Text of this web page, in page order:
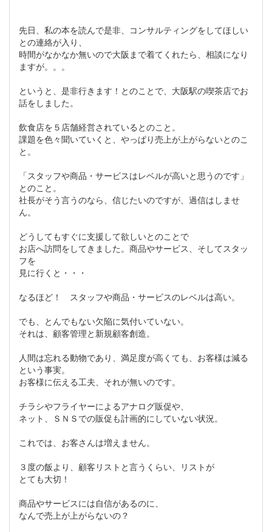
先日、私の本を読んで是非、コンサルティングをしてほしい
との連絡が入り、
時間がなかなか無いので大阪まで着てくれたら、相談になり
ますが。。。
というと、是非行きます！とのことで、大阪駅の喫茶店でお
話をしました。
飲食店を５店舗経営されているとのこと。
課題を色々聞いていくと、やっぱり売上が上がらないとのこ
と。
「スタッフや商品・サービスはレベルが高いと思うのです」
とのこと。
社長がそう言うのなら、信じたいのですが、過信はしませ
ん。
どうしてもすぐに支援して欲しいとのことで
お店へ訪問をしてきました。商品やサービス、そしてスタッ
フを
見に行くと・・・
なるほど！ スタッフや商品・サービスのレベルは高い。
でも、とんでもない欠陥に気付いていない。
それは、顧客管理と新規顧客創造。
人間は忘れる動物であり、満足度が高くても、お客様は減る
という事実。
お客様に伝える工夫、それが無いのです。
チラシやフライヤーによるアナログ販促や、
ネット、ＳＮＳでの販促も計画的にしていない状況。
これでは、お客さんは増えません。
３度の飯より、顧客リストと言うくらい、リストが
とても大切！
商品やサービスには自信があるのに、
なんで売上が上がらないの？